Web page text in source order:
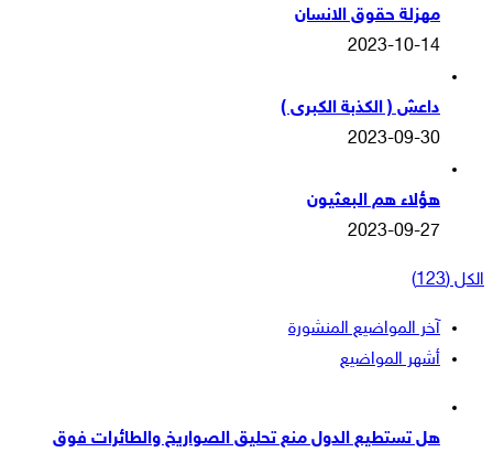
مهزلة حقوق الانسان
2023-10-14
داعش ( الكذبة الكبرى )
2023-09-30
هؤلاء هم البعثيون
2023-09-27
الكل (123)
آخر المواضيع المنشورة
أشهر المواضيع
هل تستطيع الدول منع تحليق الصواريخ والطائرات فوق